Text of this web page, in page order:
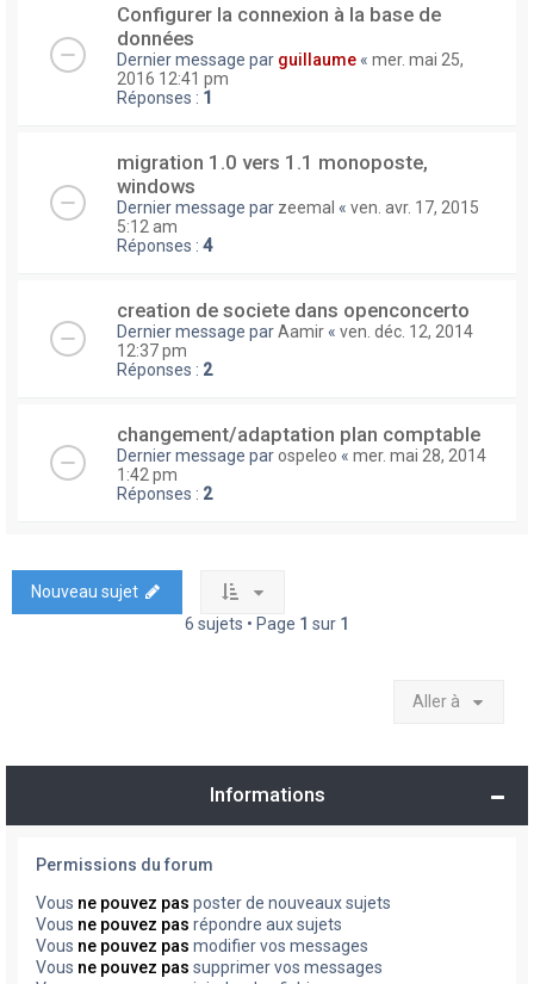
Configurer la connexion à la base de
données
Dernier message par guillaume « mer. mai 25,
2016 12:41 pm
Réponses : 1
migration 1.0 vers 1.1 monoposte,
windows
Dernier message par zeemal « ven. avr. 17, 2015
5:12 am
Réponses : 4
creation de societe dans openconcerto
Dernier message parAamir « ven. déc. 12, 2014
12:37 pm
Réponses : 2
changement/adaptation plan comptable
Dernier message parospeleo « mer. mai 28, 2014
1:42 pm
Réponses : 2
Nouveau sujet
6 sujets • Page 1 sur 1
Aller à
Informations
Permissions du forum
Vous ne pouvez pas poster de nouveaux sujets
Vous ne pouvez pas répondre aux sujets
Vous ne pouvez pas modifier vos messages
Vous ne pouvez pas supprimer vos messages